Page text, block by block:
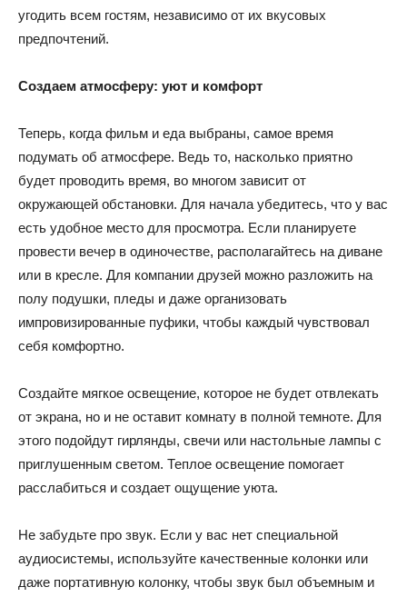
угодить всем гостям, независимо от их вкусовых
предпочтений.
Создаем атмосферу: уют и комфорт
Теперь, когда фильм и еда выбраны, самое время
подумать об атмосфере. Ведь то, насколько приятно
будет проводить время, во многом зависит от
окружающей обстановки. Для начала убедитесь, что у вас
есть удобное место для просмотра. Если планируете
провести вечер в одиночестве, располагайтесь на диване
или в кресле. Для компании друзей можно разложить на
полу подушки, пледы и даже организовать
импровизированные пуфики, чтобы каждый чувствовал
себя комфортно.
Создайте мягкое освещение, которое не будет отвлекать
от экрана, но и не оставит комнату в полной темноте. Для
этого подойдут гирлянды, свечи или настольные лампы с
приглушенным светом. Теплое освещение помогает
расслабиться и создает ощущение уюта.
Не забудьте про звук. Если у вас нет специальной
аудиосистемы, используйте качественные колонки или
даже портативную колонку, чтобы звук был объемным и